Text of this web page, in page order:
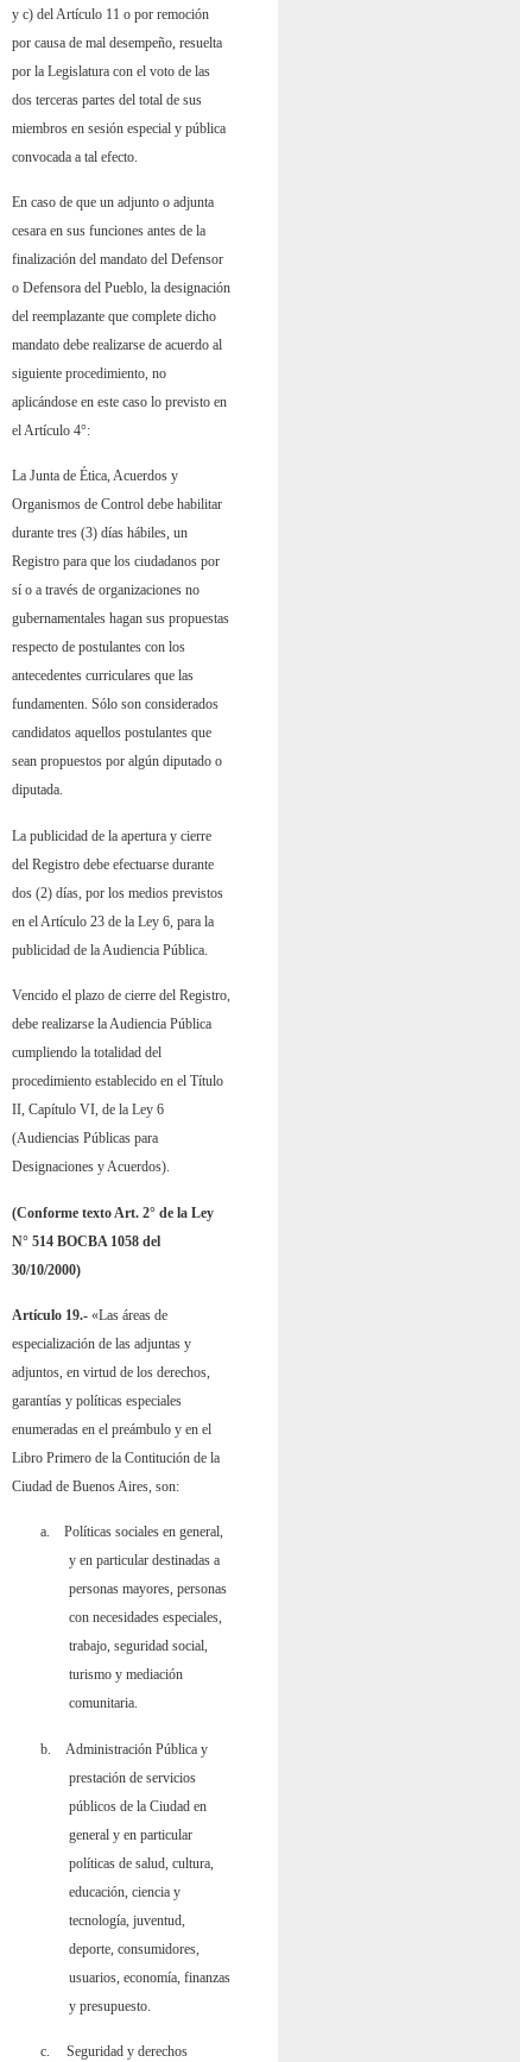
y c) del Artículo 11 o por remoción
por causa de mal desempeño, resuelta
por la Legislatura con el voto de las
dos terceras partes del total de sus
miembros en sesión especial y pública
convocada a tal efecto.
En caso de que un adjunto o adjunta
cesara en sus funciones antes de la
finalización del mandato del Defensor
o Defensora del Pueblo, la designación
del reemplazante que complete dicho
mandato debe realizarse de acuerdo al
siguiente procedimiento, no
aplicándose en este caso lo previsto en
el Artículo 4°:
La Junta de Ética, Acuerdos y
Organismos de Control debe habilitar
durante tres (3) días hábiles, un
Registro para que los ciudadanos por
sí o a través de organizaciones no
gubernamentales hagan sus propuestas
respecto de postulantes con los
antecedentes curriculares que las
fundamenten. Sólo son considerados
candidatos aquellos postulantes que
sean propuestos por algún diputado o
diputada.
La publicidad de la apertura y cierre
del Registro debe efectuarse durante
dos (2) días, por los medios previstos
en el Artículo 23 de la Ley 6, para la
publicidad de la Audiencia Pública.
Vencido el plazo de cierre del Registro,
debe realizarse la Audiencia Pública
cumpliendo la totalidad del
procedimiento establecido en el Título
II, Capítulo VI, de la Ley 6
(Audiencias Públicas para
Designaciones y Acuerdos).
(Conforme texto Art. 2° de la Ley
N° 514 BOCBA 1058 del
30/10/2000)
Artículo 19.- «Las áreas de
especialización de las adjuntas y
adjuntos, en virtud de los derechos,
garantías y políticas especiales
enumeradas en el preámbulo y en el
Libro Primero de la Contitución de la
Ciudad de Buenos Aires, son:
a.
Políticas sociales en general,
y en particular destinadas a
personas mayores, personas
con necesidades especiales,
trabajo, seguridad social,
turismo y mediación
comunitaria.
b.
Administración Pública y
prestación de servicios
públicos de la Ciudad en
general y en particular
políticas de salud, cultura,
educación, ciencia y
tecnología, juventud,
deporte, consumidores,
usuarios, economía, finanzas
y presupuesto.
c.
Seguridad y derechos